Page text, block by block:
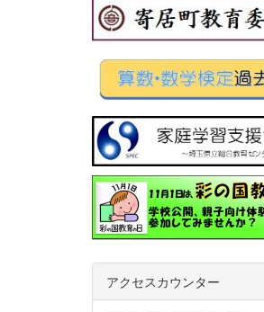
アクセスカウンター